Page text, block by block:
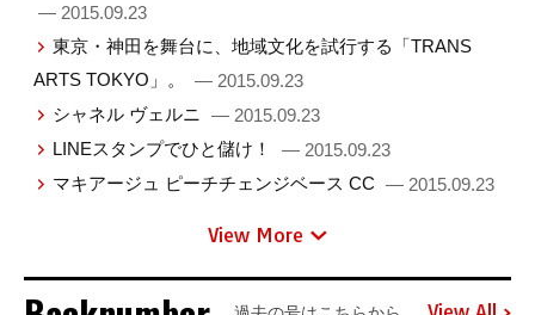
— 2015.09.23
東京・神田を舞台に、地域文化を試行する「TRANS
ARTS TOKYO」。
— 2015.09.23
シャネル ヴェルニ — 2015.09.23
LINEスタンプでひと儲け！
— 2015.09.23
マキアージュ ピーチチェンジベース CC — 2015.09.23
View More